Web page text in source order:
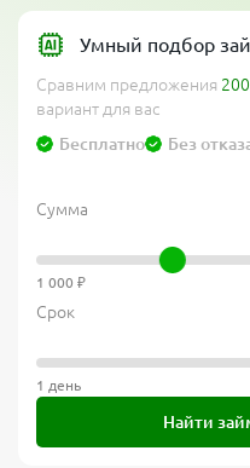
работают круглосуточно по
денег мгновенно, перевод
выбери лучшее
проверки кредитной
Умный подбор
Сравним предложения
вариант для вас
Бесплатно
Без
Сумма
1 000 ₽
Срок
1 день
Найти